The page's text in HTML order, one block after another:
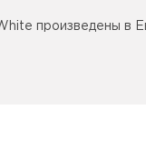
произведены в